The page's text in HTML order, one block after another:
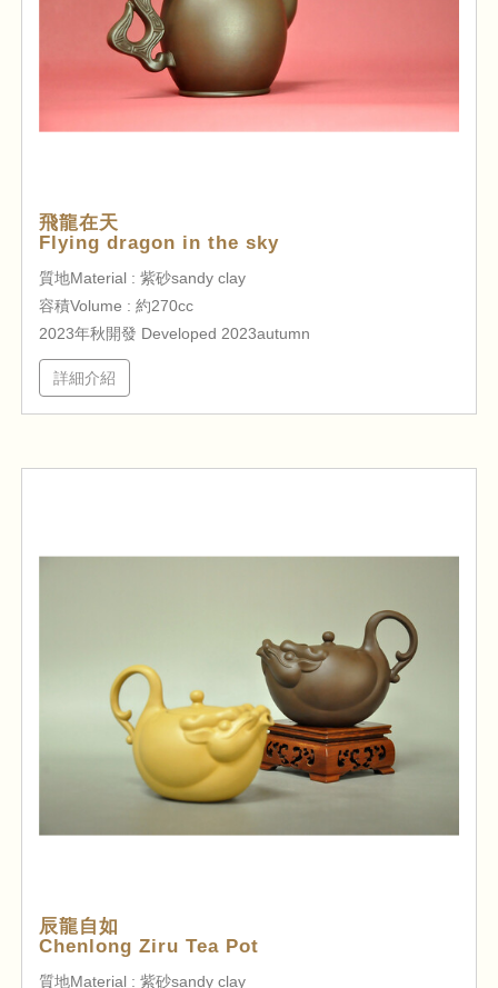
飛龍在天
Flying dragon in the sky
質地Material : 紫砂sandy clay
容積Volume : 約270cc
2023年秋開發 Developed 2023autumn
詳細介紹
辰龍自如
Chenlong Ziru Tea Pot
質地Material : 紫砂sandy clay